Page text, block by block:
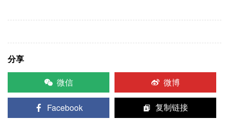
分享
微信
微博
Facebook 复制链接